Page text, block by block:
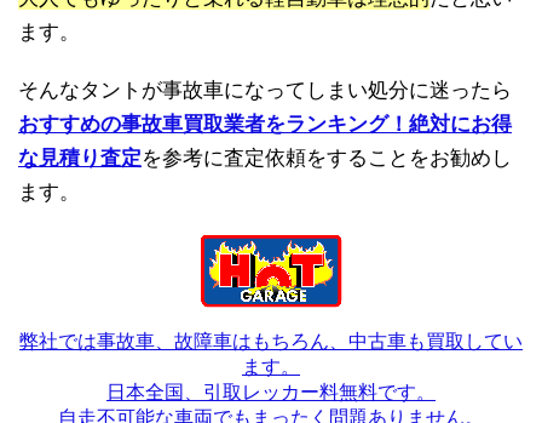
ます。
そんなタントが事故車になってしまい処分に迷ったら
おすすめの事故車買取業者をランキング！絶対にお得
な見積り査定を参考に査定依頼をすることをお勧めし
ます。
弊社では事故車、故障車はもちろん、中古車も買取してい
ます。
日本全国、引取レッカー料無料です。
自走不可能な車両でもまったく問題ありません。